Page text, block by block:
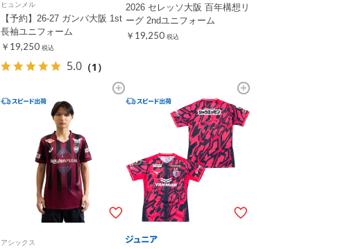
ヒュンメル
【予約】26-27 ガンバ大阪 1st
長袖ユニフォーム
￥19,250 税込
5.0 （1）
2026 セレッソ大阪 百年構想リ
ーグ 2ndユニフォーム
￥19,250 税込
アシックス